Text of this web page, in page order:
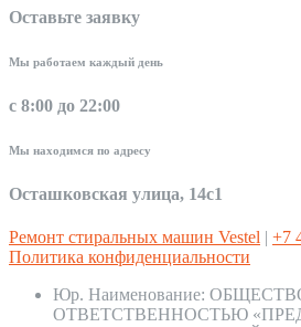
Оставьте заявку
Мы работаем каждый день
с 8:00 до 22:00
Мы находимся по адресу
Осташковская улица, 14с1
Ремонт стиральных машин Vestel | +7
Политика конфиденциальности
Юр. Наименование:
ОТВЕТСТВЕННОСТЬЮ